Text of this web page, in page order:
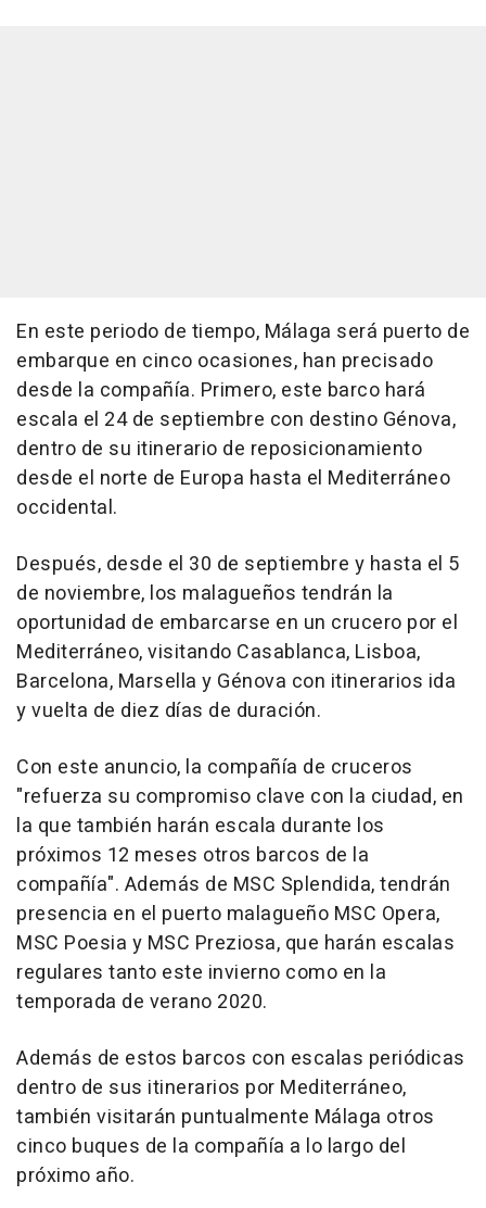
En este periodo de tiempo, Málaga será puerto de
embarque en cinco ocasiones, han precisado
desde la compañía. Primero, este barco hará
escala el 24 de septiembre con destino Génova,
dentro de su itinerario de reposicionamiento
desde el norte de Europa hasta el Mediterráneo
occidental.
Después, desde el 30 de septiembre y hasta el 5
de noviembre, los malagueños tendrán la
oportunidad de embarcarse en un crucero por el
Mediterráneo, visitando Casablanca, Lisboa,
Barcelona, Marsella y Génova con itinerarios ida
y vuelta de diez días de duración.
Con este anuncio, la compañía de cruceros
"refuerza su compromiso clave con la ciudad, en
la que también harán escala durante los
próximos 12 meses otros barcos de la
compañía". Además de MSC Splendida, tendrán
presencia en el puerto malagueño MSC Opera,
MSC Poesia y MSC Preziosa, que harán escalas
regulares tanto este invierno como en la
temporada de verano 2020.
Además de estos barcos con escalas periódicas
dentro de sus itinerarios por Mediterráneo,
también visitarán puntualmente Málaga otros
cinco buques de la compañía a lo largo del
próximo año.